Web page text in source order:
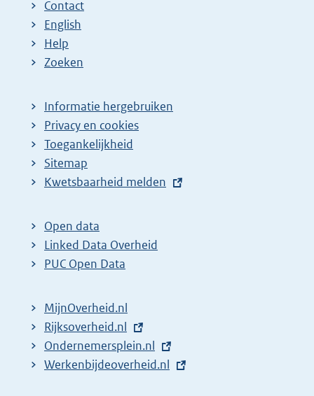
Contact
English
Help
Zoeken
Informatie hergebruiken
Privacy en cookies
Toegankelijkheid
Sitemap
E
t
e
r
l
i
n
k
Kwetsbaarheid melden
Open data
Linked Data Overheid
PUC Open Data
MijnOverheid.nl
E
x
t
Rijksoverheid.nl
E
x
Ondernemersplein.nl
E
Werkenbijdeoverheid.nl